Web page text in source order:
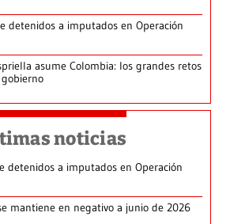
detenidos a imputados en Operación
asume Colombia: los grandes retos
noticias
detenidos a imputados en Operación
mantiene en negativo a junio de 2026